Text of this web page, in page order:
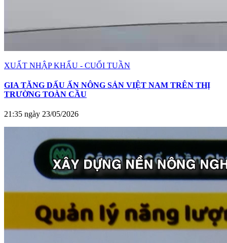
XUẤT NHẬP KHẨU - CUỐI TUẦN
GIA TĂNG DẤU ẤN NÔNG SẢN VIỆT NAM TRÊN THỊ
TRƯỜNG TOÀN CẦU
21:35 ngày 23/05/2026